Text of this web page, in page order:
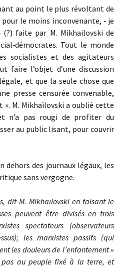
au point le plus révoltant de
le moins inconvenante, ‑ je
faite par M. Mikhailovski de
Tout le monde
socialistes et des agitateurs
faire l’objet d’une discussion
et que la seule chose que
presse censurée convenable,
». M. Mikhaïlovski a oublié cette
n’a pas rougi de profiter du
au public lisant, pour couvrir
dehors des journaux légaux, les
sans vergogne.
dit M. Mikhaïlovski en faisant le
peuvent être divisés en trois
spectateurs (observateurs
les marxistes passifs (qui
les douleurs de l’enfantement »
pas au peuple fixé à la terre, et